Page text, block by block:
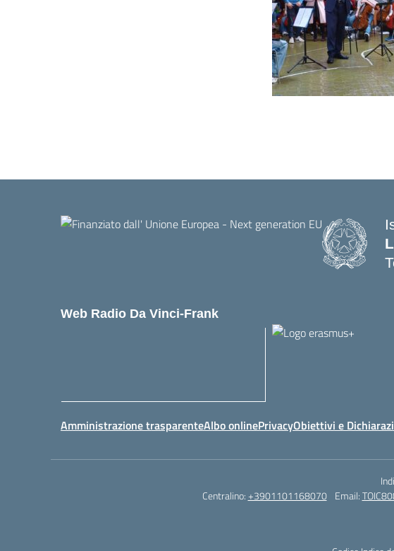
Web Radio Da Vinci-Frank
Amministrazione trasparenteAlbo onlinePrivacyObiettivi e
Centralino:+3901101168070 Email: